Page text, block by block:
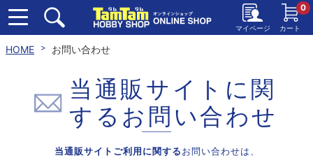
マイページ カート
0
HOME お問い合わせ
当通販サイトに関
する お問い合わせ
当通販サイトご利用に関する お問い合わせは、